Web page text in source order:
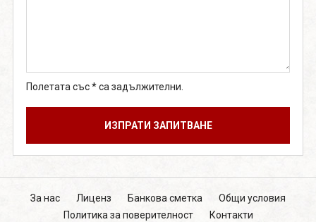
Полетата със * са задължителни.
За нас Лиценз Банкова сметка
Общи условия
Политика за поверителност
Контакти